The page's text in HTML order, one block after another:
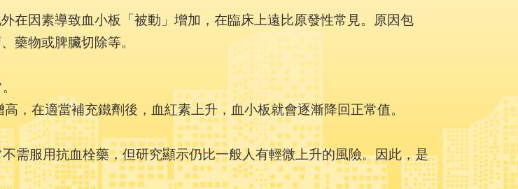
在因素導致血小板「被動」增加，在臨床上遠比原發性常見。原因包
藥物或脾臟切除等。
，在適當補充鐵劑後，血紅素上升，血小板就會逐漸降回正常值。
需服用抗血栓藥，但研究顯示仍比一般人有輕微上升的風險。因此，是